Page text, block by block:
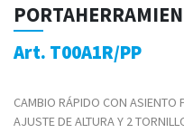
Art. T00A1R/PP
CAMBIO RÁPIDO CON ASIENTO
AJUSTE DE ALTURA Y 2